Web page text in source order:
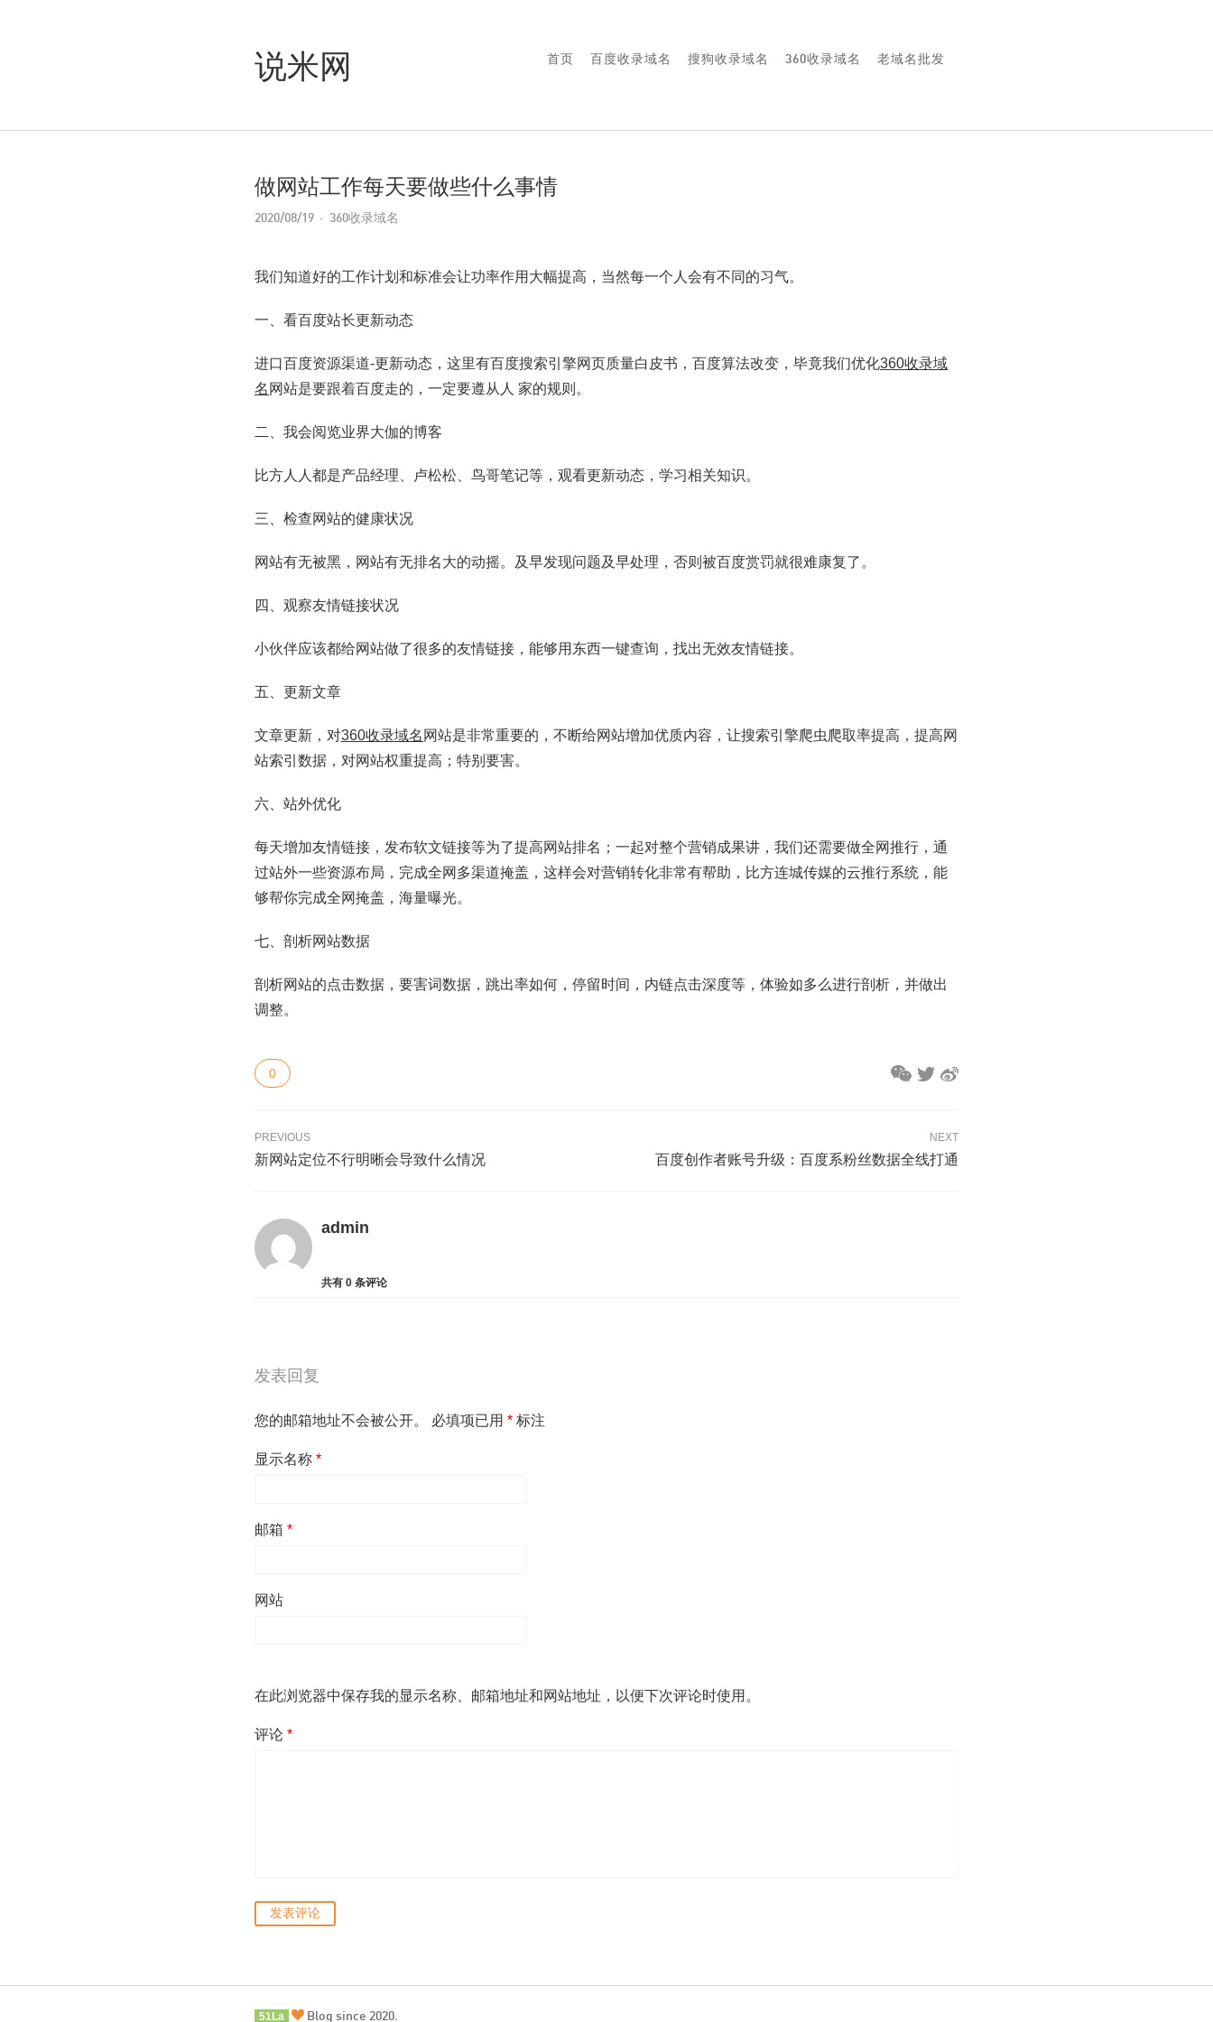
首页 百度收录域名 搜狗收录域名 360收录域名 老域名批发
说米网
做网站工作每天要做些什么事情
2020/08/19 360收录域名
我们知道好的工作计划和标准会让功率作用大幅提高，当然每一个人会有不同的习气。
一、看百度站长更新动态
进口百度资源渠道-更新动态，这里有百度搜索引擎网页质量白皮书，百度算法改变，毕竟我们优化360收录域
名 网站是要跟着百度走的，一定要遵从人 家的规则。
二、我会阅览业界大伽的博客
比方人人都是产品经理、卢松松、鸟哥笔记等，观看更新动态，学习相关知识。
三、检查网站的健康状况
网站有无被黑，网站有无排名大的动摇。及早发现问题及早处理，否则被百度赏罚就很难康复了。
四、观察友情链接状况
小伙伴应该都给网站做了很多的友情链接，能够用东西一键查询，找出无效友情链接。
五、更新文章
文章更新，对360收录域名 网站是非常重要的，不断给网站增加优质内容，让搜索引擎爬虫爬取率提高，提高网
站索引数据，对网站权重提高；特别要害。
六、站外优化
每天增加友情链接，发布软文链接等为了提高网站排名；一起对整个营销成果讲，我们还需要做全网推行，通
过站外一些资源布局，完成全网多渠道掩盖，这样会对营销转化非常有帮助，比方连城传媒的云推行系统，能
够帮你完成全网掩盖，海量曝光。
七、剖析网站数据
剖析网站的点击数据，要害词数据，跳出率如何，停留时间，内链点击深度等，体验如多么进行剖析，并做出
调整。
0
PREVIOUS
新网站定位不行明晰会导致什么情况
NEXT
百度创作者账号升级：百度系粉丝数据全线打通
admin
共有 0 条评论
发表回复
您的邮箱地址不会被公开。 必填项已用 * 标注
显示名称 *
邮箱 *
网站
在此浏览器中保存我的显示名称、邮箱地址和网站地址，以便下次评论时使用。
评论 *
51La Blog since 2020.